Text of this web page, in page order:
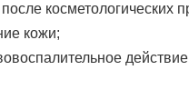
косметологических
кожи;